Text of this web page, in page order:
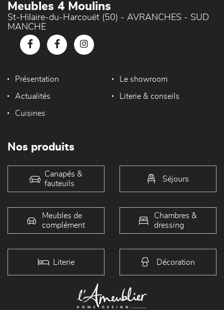
Meubles 4 Moulins
St-Hilaire-du-Harcouët (50) - AVRANCHES - SUD
MANCHE
Présentation Le showroom
Actualités Literie & conseils
Cuisines
Nos produits
Canapés &
fauteuils
Séjours
Meubles de
complément
Chambres &
dressing
Literie Décoration